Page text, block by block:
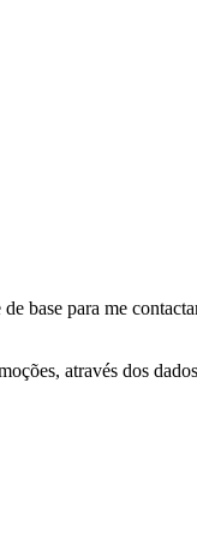
para me
através dos